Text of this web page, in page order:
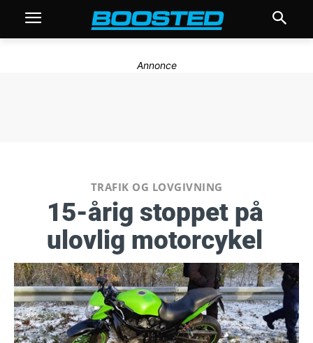
Annonce
TRAFIK OG LOVGIVNING
15-årig stoppet på
ulovlig motorcykel